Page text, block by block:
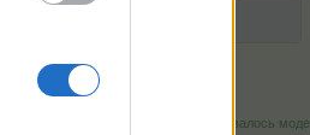
Последний раз редактировалось